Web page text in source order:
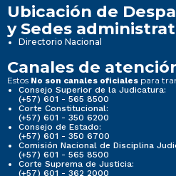
Ubicación de
y Sedes
Directorio Nacional
Canales de
Estos No son canales oficiales para
Consejo Superior de la Judicatura:
(+57) 601 - 565 8500
Corte Constitucional:
(+57) 601 - 350 6200
Consejo de Estado:
(+57) 601 - 350 6700
Comisión Nacional de Disciplina
(+57) 601 - 565 8500
Corte Suprema de Justicia:
(+57) 601 - 362 2000